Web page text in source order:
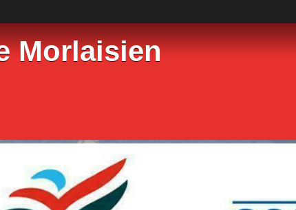
Morlaisien